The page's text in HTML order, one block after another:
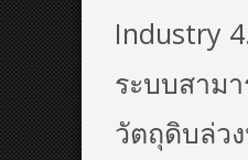
Industry
ระบบสาม
วัตถุดิบล่ว